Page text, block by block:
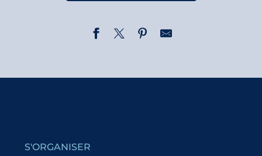
Signature de Lilian Lazar pour son ouvrage "Carpates"
S'ORGANISER